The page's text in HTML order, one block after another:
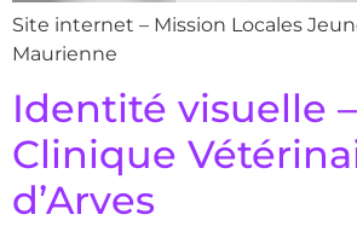
Site internet – Mission Locales
Maurienne
Identité visuelle –
Clinique
d’Arves